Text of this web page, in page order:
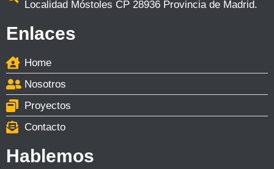
Localidad Móstoles CP 28936 Provincia de Madrid.
Enlaces
Home
Nosotros
Proyectos
Contacto
Hablemos